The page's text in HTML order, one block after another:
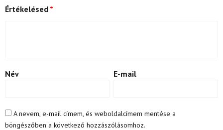
Értékelésed *
Név E-mail
A nevem, e-mail címem, és weboldalcímem mentése a
böngészőben a következő hozzászólásomhoz.